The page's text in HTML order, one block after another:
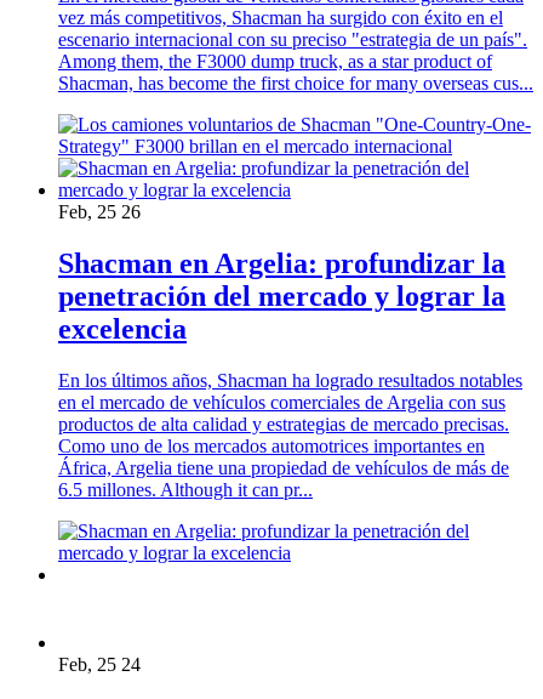
vez más competitivos, Shacman ha surgido con éxito en el
escenario internacional con su preciso "estrategia de un país".
Among them, the F3000 dump truck, as a star product of
Shacman, has become the first choice for many overseas cus...
Feb, 25 26
Shacman en Argelia: profundizar la
penetración del mercado y lograr la
excelencia
En los últimos años, Shacman ha logrado resultados notables
en el mercado de vehículos comerciales de Argelia con sus
productos de alta calidad y estrategias de mercado precisas.
Como uno de los mercados automotrices importantes en
África, Argelia tiene una propiedad de vehículos de más de
6.5 millones. Although it can pr...
Feb, 25 24